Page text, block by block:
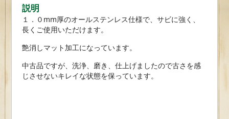
説明
１．０mm厚のオールステンレス仕様で、サビに強く、
長くご使用いただけます。
艶消しマット加工になっています。
中古品ですが、洗浄、磨き、仕上げましたので古さを感
じさせないキレイな状態を保っています。